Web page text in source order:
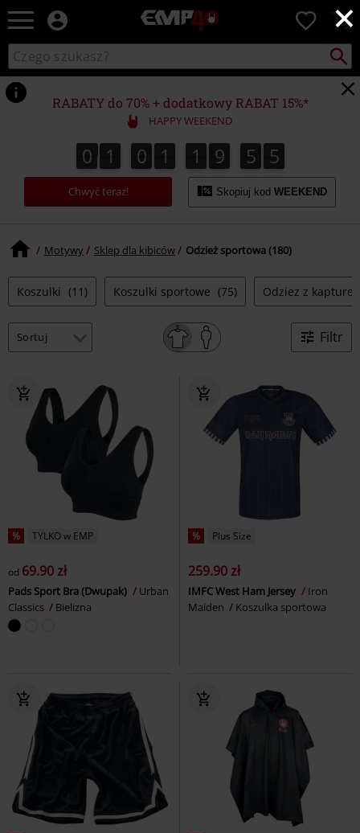
×
EMP
Merch
Fanów:
Muzyki,
Filmów,
Seriali
Gier
Moda
Alternatywna.
0
Wyszukaj
katalog
Szukaj
RABATY do 70% + dodatkowy RABAT 15%*
HAPPY WEEKEND
0
0 1
1 0
0 1
1 1
1
1
1 9
9
9
9 5
5
5
5 3
4
3
5
4
Chwyć teraz! Skopiuj kod WEEKEND
Motywy Sklep dla kibiców Odzież sportowa (180)
Koszulki (11) Koszulki sportowe (75) Odziez z
Filtr
% TYLKO w EMP
od 69.90 zł
Pads Sport Bra (Dwupak)
Urban
Classics
Bielizna
% Plus Size
259.90 zł
IMFC West Ham Jersey
Iron
Maiden
Koszulka sportowa